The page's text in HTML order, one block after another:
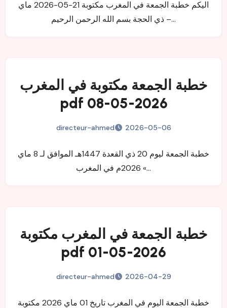
اليكم خطبة الجمعة في المغرب مكتوبة 21-05-2026 ماي
– ذي الحجة بسم الله الرحمن الرحيم…
خطبة الجمعة مكتوبة في المغرب
pdf 08-05-2026
directeur-ahmed 2026-05-06
خطبة الجمعة ليوم 20 ذي القعدة 1447هـ الموافق لـ 8 ماي
2026م في المغرب «…
خطبة الجمعة في المغرب مكتوبة
pdf 01-05-2026
directeur-ahmed 2026-04-29
خطبة الجمعة اليوم في المغرب تاريخ 01 ماي 2026 مكتوبة